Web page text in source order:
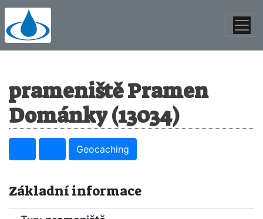
prameniště Pramen
Dománky (13034)
Geocaching
Základní informace